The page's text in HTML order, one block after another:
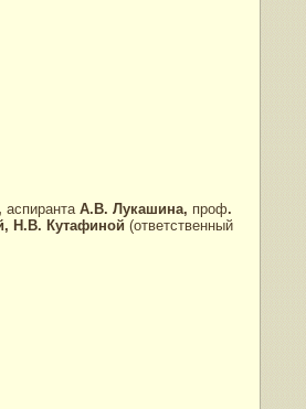
аспирантаА.В. Лукашина, проф.
Н.В. Кутафиной (ответственный